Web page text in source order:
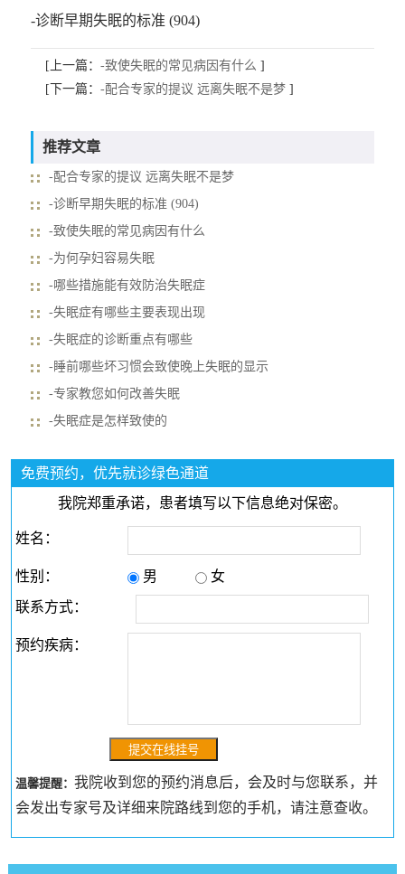
-诊断早期失眠的标准 (904)
[上一篇： -致使失眠的常见病因有什么 ]
[下一篇： -配合专家的提议 远离失眠不是梦]
推荐文章
-配合专家的提议 远离失眠不是梦
-诊断早期失眠的标准 (904)
-致使失眠的常见病因有什么
-为何孕妇容易失眠
-哪些措施能有效防治失眠症
-失眠症有哪些主要表现出现
-失眠症的诊断重点有哪些
-睡前哪些坏习惯会致使晚上失眠的显示
-专家教您如何改善失眠
-失眠症是怎样致使的
免费预约，优先就诊绿色通道
我院郑重承诺，患者填写以下信息绝对保密。
姓名：
性别： 男
女
联系方式：
预约疾病：
温馨提醒：我院收到您的预约消息后，会及时与您联系，并
会发出专家号及详细来院路线到您的手机，请注意查收。